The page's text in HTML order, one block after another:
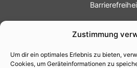
Zustimmung
Um dir ein optimales Erlebnis zu bieten,
Cookies, um Geräteinformationen zu
Fotoservice
Videoservice